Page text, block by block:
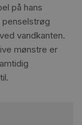
på hans
vandkanten.
mønstre er